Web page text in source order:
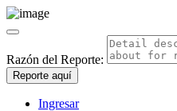
Razón del Reporte:
Reporte aquí
Ingresar